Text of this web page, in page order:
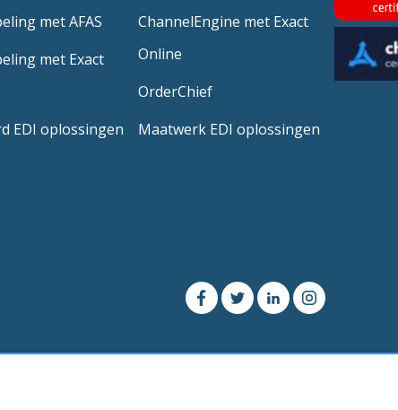
met AFAS
met Exact
EDI oplossingen
ChannelEngine met Exact
Online
OrderChief
Maatwerk EDI oplossingen